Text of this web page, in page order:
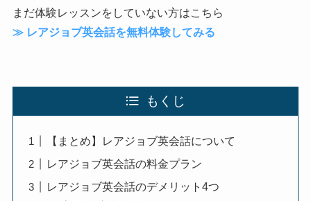
まだ体験レッスンをしていない方はこちら
≫ レアジョブ英会話を無料体験してみる
もくじ
【まとめ】レアジョブ英会話について
レアジョブ英会話の料金プラン
レアジョブ英会話のデメリット4つ